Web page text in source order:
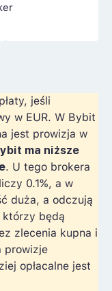
jeśli
w EUR. W Bybit
jest prowizja w
ma niższe
. U tego brokera
0.1%, a w
duża, a odczują
będą
zlecenia kupna i
prowizje
opłacalne jest